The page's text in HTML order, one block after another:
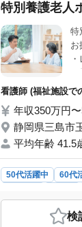
り、雇用、労災、
きます。
特別養護老人
特
お
募
看護師 (福祉施設で
年収350万円
静岡県三島市
平均年齢 41.5
50代活躍中 60代
おすすめポイ検